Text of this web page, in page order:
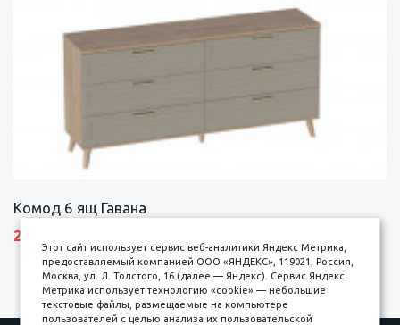
Комод 6 ящ Гавана
27690 р.
Этот сайт использует сервис веб-аналитики Яндекс Метрика,
предоставляемый компанией ООО «ЯНДЕКС», 119021, Россия,
Москва, ул. Л. Толстого, 16 (далее — Яндекс). Сервис Яндекс
Метрика использует технологию «cookie» — небольшие
текстовые файлы, размещаемые на компьютере
пользователей с целью анализа их пользовательской